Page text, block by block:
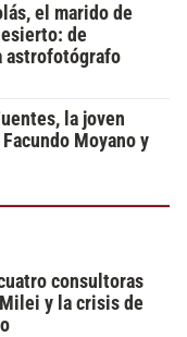
el marido de
de
astrofotógrafo
la joven
Moyano y
consultoras
y la crisis de